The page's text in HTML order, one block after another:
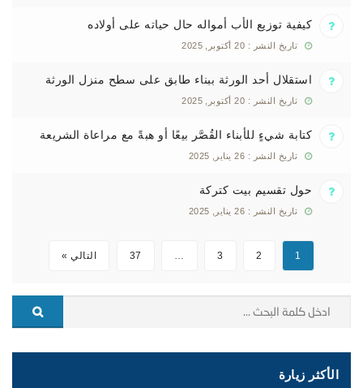
كيفية توزيع الأب أمواله حال حياته على أولاده
تاريخ النشر : 20 أكتوبر, 2025
استقلال أحد الورثة ببناء طابق على سطح منزل الورثة
تاريخ النشر : 20 أكتوبر, 2025
كتابة شيءٍ للأبناء القُصَّر بيعًا أو هبةً مع مراعاة الشريعة
تاريخ النشر : 26 يناير, 2025
حول تقسيم بيت كتركة
تاريخ النشر : 26 يناير, 2025
1
2
3
…
37 التالي »
الأكثر زيارة